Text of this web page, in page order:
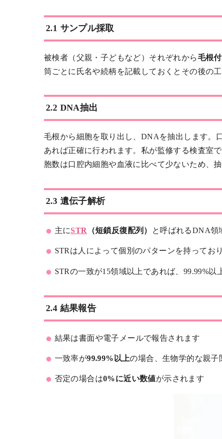
2.1 サンプル採取
被検者（父親・子どもなど）それぞれから毛根
筒ごとに氏名や続柄を記載しておくとその後の
2.2 DNA抽出
毛根から細胞を取り出し、DNAを抽出します。
あれば正確に行われます。私が監修する検査室
胞数は口腔内細胞や血液に比べて少ないため、
2.3 遺伝子解析
主にSTR （短鎖反復配列） と呼ばれるDNA領
STRは人によって個別のパターンを持ってお
STRの一致が15領域以上であれば、99.99%
2.4 結果報告
結果は書面や電子メールで報告されます
一致率が99.99%以上の場合、生物学的な親子
否定の場合は0%に近い数値が示されます